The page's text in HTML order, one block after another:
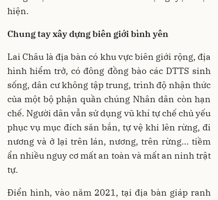
hiện.
Chung tay xây dựng biên giới bình yên
Lai Châu là địa bàn có khu vực biên giới rộng, địa
hình hiểm trở, có đông đồng bào các DTTS sinh
sống, dân cư không tập trung, trình độ nhận thức
của một bộ phận quần chúng Nhân dân còn hạn
chế. Người dân vẫn sử dụng vũ khí tự chế chủ yếu
phục vụ mục đích săn bắn, tự vệ khi lên rừng, đi
nương và ở lại trên lán, nương, trên rừng... tiềm
ẩn nhiều nguy cơ mất an toàn và mất an ninh trật
tự.
Điển hình, vào năm 2021, tại địa bàn giáp ranh